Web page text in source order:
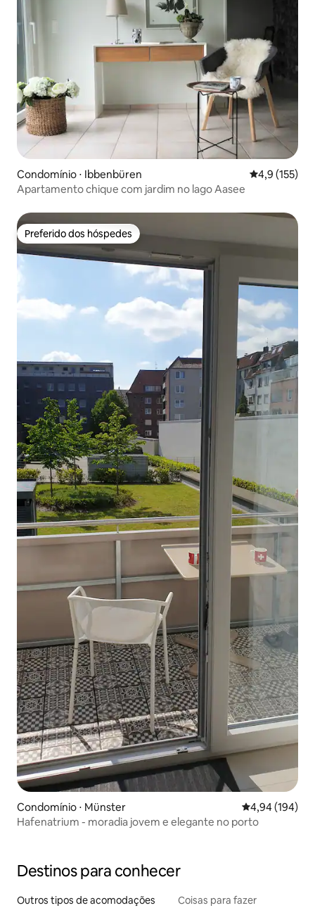
Condomínio ⋅ Ibbenbüren 4,9 de uma
4,9 (155)
Apartamento chique com jardim no lago Aasee
Preferido dos hóspedes
Preferido dos hóspedes
Condomínio ⋅ Münster 4,94 de uma
4,94 (194)
Hafenatrium - moradia jovem e elegante no porto
Destinos para conhecer
Outros tipos de acomodações Coisas para fazer